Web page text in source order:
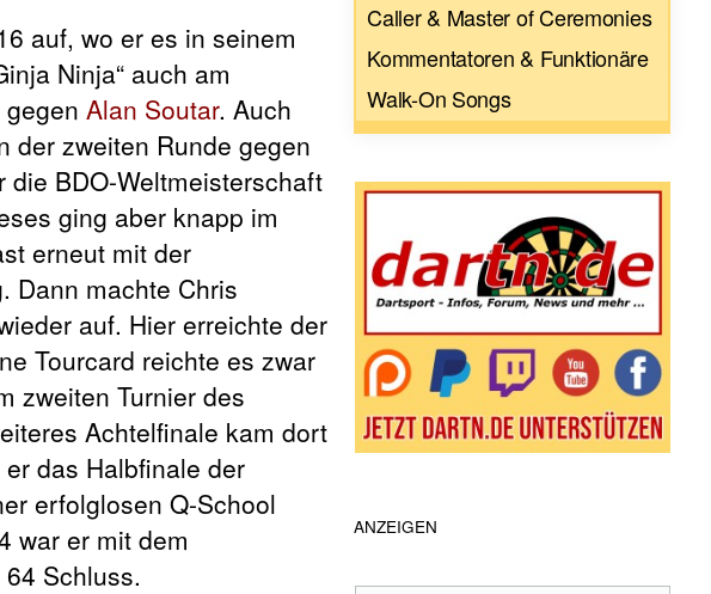
auf, wo er es in seinem
Ninja“ auch am
Alan Soutar. Auch
der zweiten Runde gegen
BDO-Weltmeisterschaft
ging aber knapp im
erneut mit der
Dann machte Chris
auf. Hier erreichte der
Tourcard reichte es zwar
zweiten Turnier des
Achtelfinale kam dort
das Halbfinale der
erfolglosen Q-School
war er mit dem
Schluss.
Caller & Master of Ceremonies
Kommentatoren & Funktionäre
Walk-On Songs
ANZEIGEN